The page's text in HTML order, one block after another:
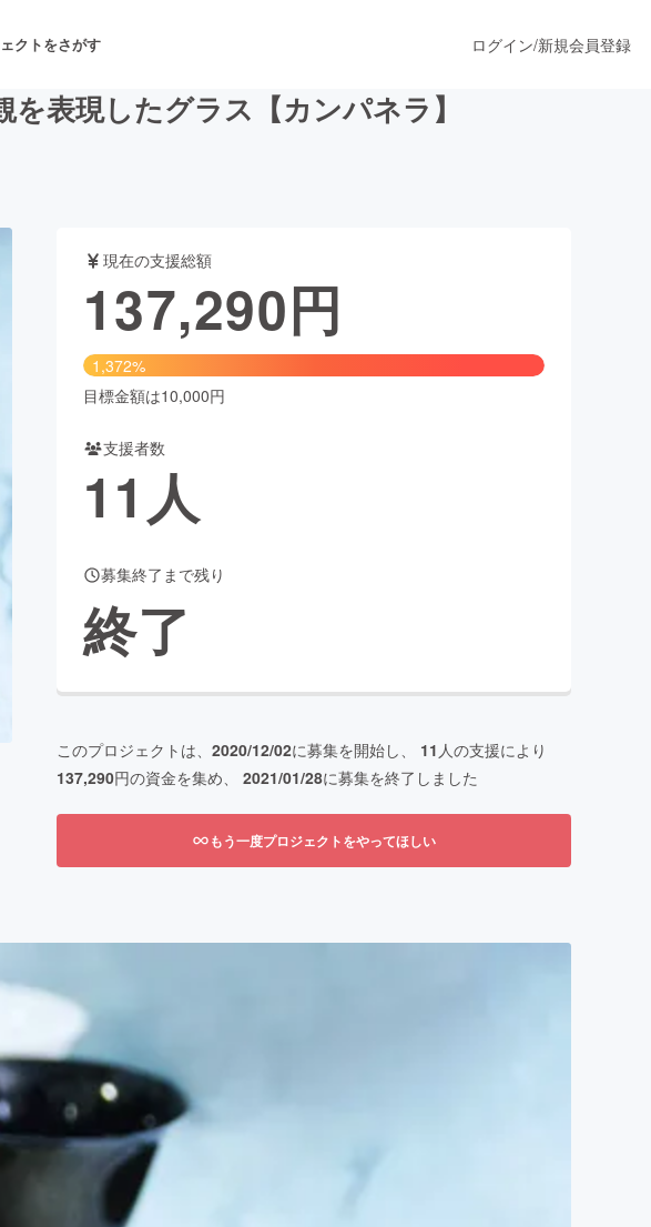
クトをさがす
・パフォーマンス
ファッション
ーティー・ヘルスケア
Creation
ュニティ
ログイン/新規会員登録
表現したグラス【カンパネラ】
現在の支援総額
137,290円
1,372%
目標金額は10,000円
支援者数
11 人
募集終了まで残り
終了
このプロジェクトは、 2020/12/02に募集を開始し、 11 人の支援により
137,290円の資金を集め、 2021/01/28に募集を終了しました
もう一度プロジェクトをやってほしい